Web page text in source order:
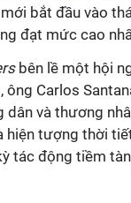
bắt đầu vào
đạt mức cao
bên lề một hội
ông Carlos
dân và thương
hiện tượng thời
tác động tiềm